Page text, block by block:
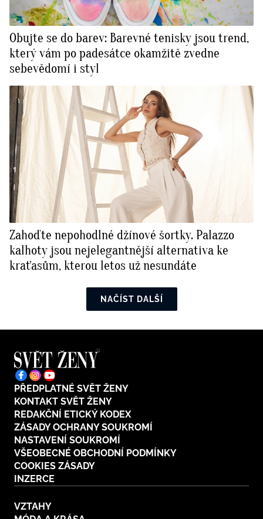
Obujte se do barev: Barevné tenisky jsou trend,
který vám po padesátce okamžitě zvedne
sebevědomí i styl
Zahoďte nepohodlné džínové šortky. Palazzo
kalhoty jsou nejelegantnější alternativa ke
kraťasům, kterou letos už nesundáte
NAČÍST DALŠÍ
PŘEDPLATNÉ SVĚT ŽENY
KONTAKT SVĚT ŽENY
REDAKČNÍ ETICKÝ KODEX
ZÁSADY OCHRANY SOUKROMÍ
NASTAVENÍ SOUKROMÍ
VŠEOBECNÉ OBCHODNÍ PODMÍNKY
COOKIES ZÁSADY
INZERCE
VZTAHY